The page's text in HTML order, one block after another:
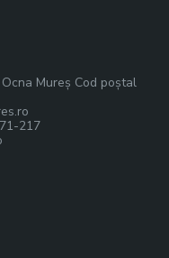
Mureș Cod poștal
217